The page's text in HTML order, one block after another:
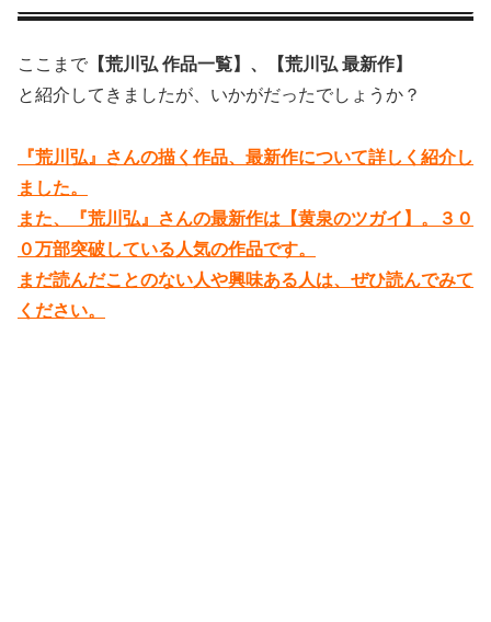
ここまで 【荒川弘 作品一覧】、【荒川弘 最新作】
と紹介してきましたが、いかがだったでしょうか？
『荒川弘』さんの描く作品、最新作について詳しく紹介し
ました。
また、『荒川弘』さんの最新作は【黄泉のツガイ】。３０
０万部突破している人気の作品です。
まだ読んだことのない人や興味ある人は、ぜひ読んでみて
ください。